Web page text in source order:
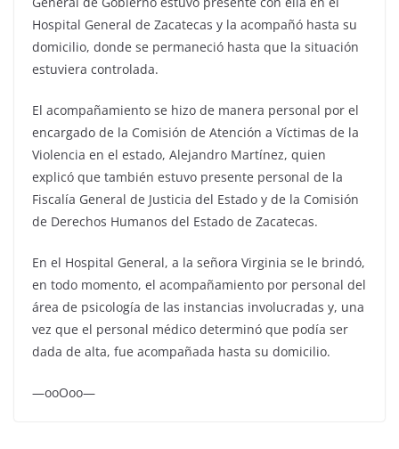
Hospital General de Zacatecas y la acompañó hasta su
domicilio, donde se permaneció hasta que la situación
estuviera controlada.
El acompañamiento se hizo de manera personal por el
encargado de la Comisión de Atención a Víctimas de la
Violencia en el estado, Alejandro Martínez, quien
explicó que también estuvo presente personal de la
Fiscalía General de Justicia del Estado y de la Comisión
de Derechos Humanos del Estado de Zacatecas.
En el Hospital General, a la señora Virginia se le brindó,
en todo momento, el acompañamiento por personal del
área de psicología de las instancias involucradas y, una
vez que el personal médico determinó que podía ser
dada de alta, fue acompañada hasta su domicilio.
—ooOoo—